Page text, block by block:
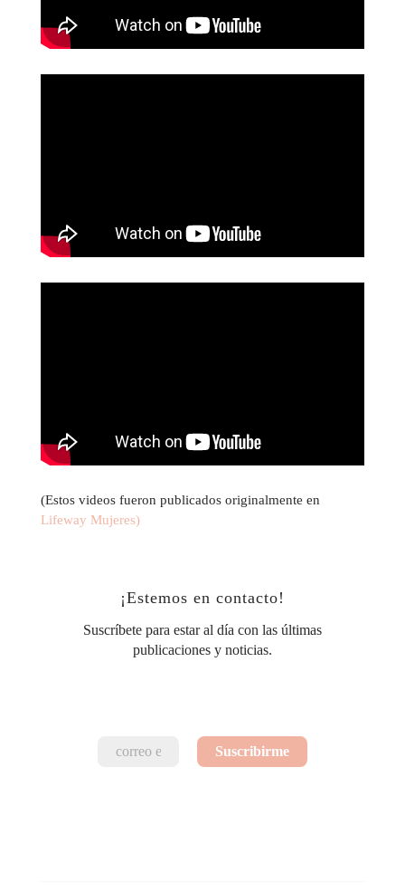
(Estos videos fueron publicados originalmente en
Lifeway Mujeres)
¡Estemos en contacto!
Suscríbete para estar al día con las últimas
publicaciones y noticias.